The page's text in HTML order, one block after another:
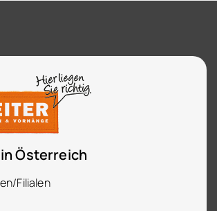
in Österreich
Filialen